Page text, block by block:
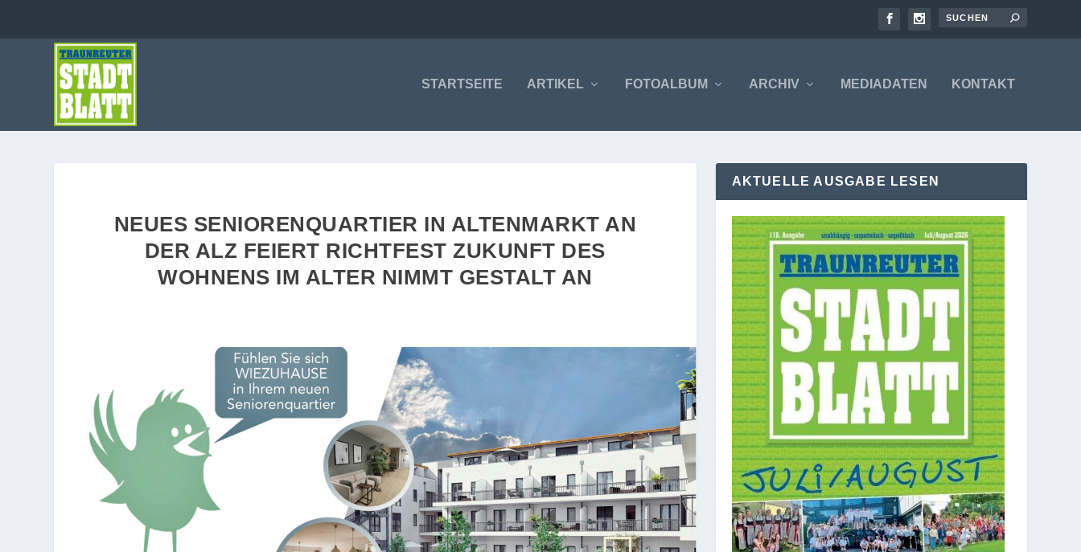
STARTSEITE ARTIKEL FOTOALBUM ARCHIV MEDIADATEN KONTAKT
NEUES SENIORENQUARTIER IN ALTENMARKT AN
DER ALZ FEIERT RICHTFEST ZUKUNFT DES
WOHNENS IM ALTER NIMMT GESTALT AN
AKTUELLE AUSGABE LESEN